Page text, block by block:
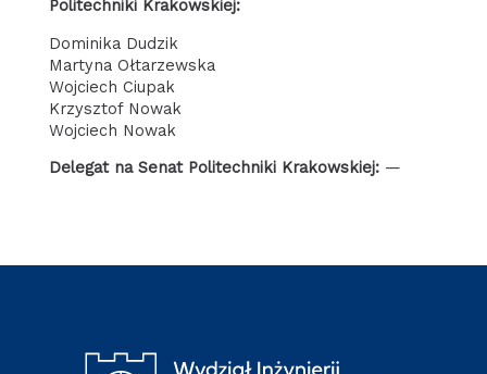
Politechniki Krakowskiej:
Dominika Dudzik
Martyna Ołtarzewska
Wojciech Ciupak
Krzysztof Nowak
Wojciech Nowak
Delegat na Senat Politechniki Krakowskiej: —